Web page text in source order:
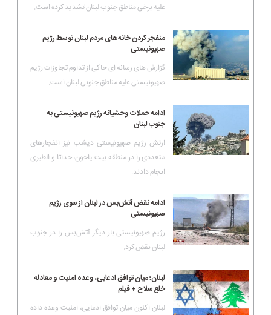
علیه برخی مناطق جنوب لبنان تشدید کرده است.
منفجر کردن خانه‌های مردم لبنان توسط رژیم
صهیونیستی
گزارش های رسانه ای حاکی از تداوم تجاوزات رژیم
صهیونیستی علیه مناطق جنوبی لبنان است.
ادامه حملات وحشیانه رژیم صهیونیستی به
جنوب لبنان
ارتش رژیم صهیونیستی دیشب نیز انفجارهای
متعددی را در منطقه بیت یاحون، حداثا و الطیری
انجام دادند.
ادامه نقض آتش‌بس در لبنان از سوی رژیم
صهیونیستی
رژیم صهیونیستی بار دیگر آتش‌بس را در جنوب
لبنان نقض کرد.
لبنان؛ میان توافق ادعایی، وعده امنیت و معادله
خلع سلاح + فیلم
لبنان اکنون میان توافق ادعایی، امنیت وعده داده